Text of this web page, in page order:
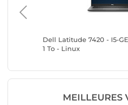
Dell Latitude 7420 - I5-
1 To - Linux
MEILLEURES